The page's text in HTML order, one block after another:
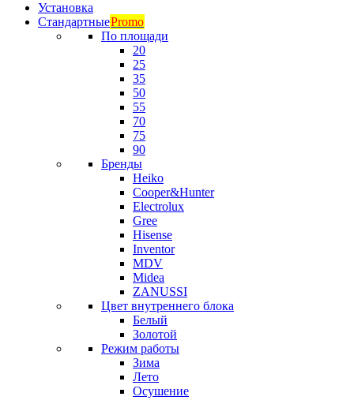
Установка
СтандартныеPromo
По площади
20
25
35
50
55
70
75
90
Бренды
Heiko
Cooper&Hunter
Electrolux
Gree
Hisense
Inventor
MDV
Midea
ZANUSSI
Цвет внутреннего блока
Белый
Золотой
Режим работы
Зима
Лето
Осушение